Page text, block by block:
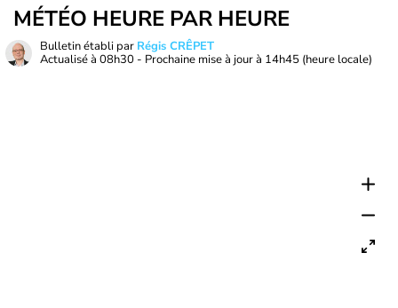
MÉTÉO HEURE PAR HEURE
Bulletin établi par Régis CRÊPET
Actualisé à 08h30 - Prochaine mise à jour à 14h45 (heure locale)